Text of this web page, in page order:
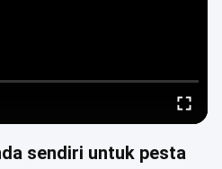
sendiri untuk pesta